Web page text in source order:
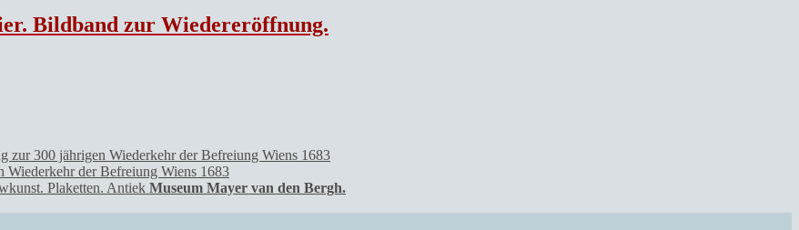
Bildband zur Wiedereröffnung.
der Befreiung Wiens 1683
Museum Mayer van den Bergh.